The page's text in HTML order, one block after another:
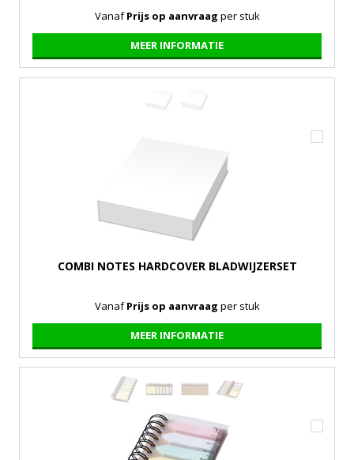
VanafPrijs op aanvraag per stuk
MEER INFORMATIE
COMBI NOTES HARDCOVER BLADWIJZERSET
VanafPrijs op aanvraag per stuk
MEER INFORMATIE